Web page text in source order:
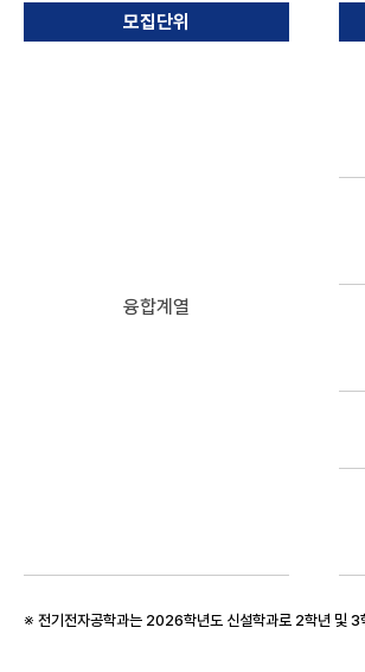
모집단위
융합계열
※ 전기전자공학과는 2026학년도 신설학과로 2학년 및 3